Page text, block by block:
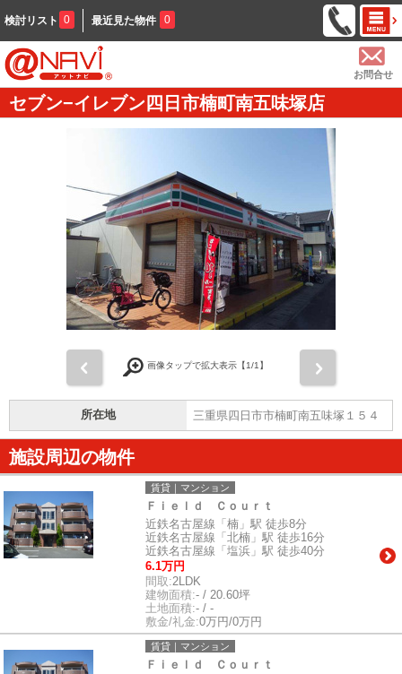
検討リスト 0 最近見た物件 0
お問合せ
セブン−イレブン四日市楠町南五味塚店
画像タップで拡大表示【1/1】
所在地 三重県四日市市楠町南五味塚１５４
施設周辺の物件
賃貸｜マンション
Ｆｉｅｌｄ Ｃｏｕｒｔ
近鉄名古屋線「楠」駅 徒歩8分
近鉄名古屋線「北楠」駅 徒歩16分
近鉄名古屋線「塩浜」駅 徒歩40分
6.1万円
間取:2LDK
建物面積:- / 20.60坪
土地面積:- / -
敷金/礼金:0万円/0万円
賃貸｜マンション
Ｆｉｅｌｄ Ｃｏｕｒｔ